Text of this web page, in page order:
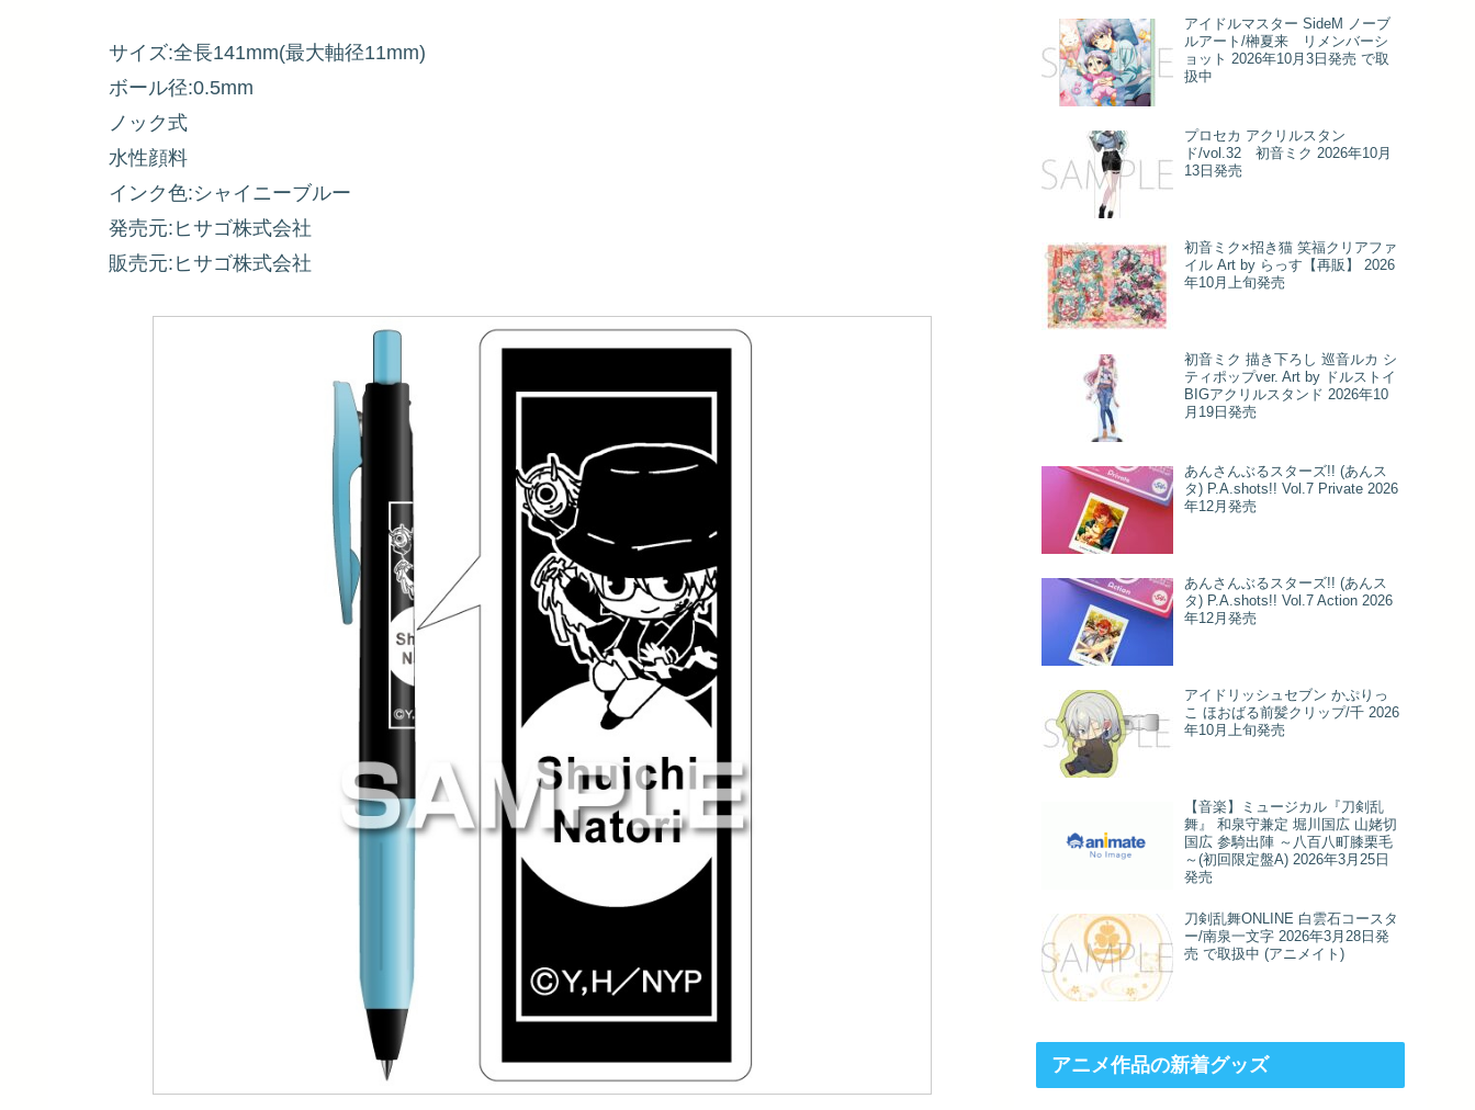
サイズ:全長141mm(最大軸径11mm)
ボール径:0.5mm
ノック式
水性顔料
インク色:シャイニーブルー
発売元:ヒサゴ株式会社
販売元:ヒサゴ株式会社
アイドルマスター SideM ノーブ
ルアート/榊夏来 リメンバーシ
ョット 2026年10月3日発売 で取
扱中
プロセカ アクリルスタン
ド/vol.32 初音ミク 2026年10月
13日発売
初音ミク×招き猫 笑福クリアファ
イル Art by らっす【再販】 2026
年10月上旬発売
初音ミク 描き下ろし 巡音ルカ シ
ティポップver. Art by ドルストイ
BIGアクリルスタンド 2026年10
月19日発売
あんさんぶるスターズ!! (あんス
タ) P.A.shots!! Vol.7 Private 2026
年12月発売
あんさんぶるスターズ!! (あんス
タ) P.A.shots!! Vol.7 Action 2026
年12月発売
アイドリッシュセブン かぷりっ
こ ほおばる前髪クリップ/千 2026
年10月上旬発売
【音楽】ミュージカル『刀剣乱
舞』 和泉守兼定 堀川国広 山姥切
国広 参騎出陣 ～八百八町膝栗毛
～(初回限定盤A) 2026年3月25日
発売
刀剣乱舞ONLINE 白雲石コースタ
ー/南泉一文字 2026年3月28日発
売 で取扱中 (アニメイト)
アニメ作品の新着グッズ